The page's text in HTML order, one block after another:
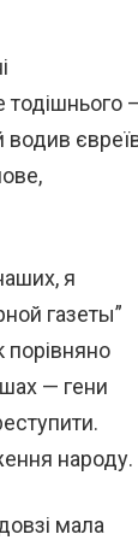
тодішнього
водив
я
газеты”
порівняно
— гени
народу.
мала